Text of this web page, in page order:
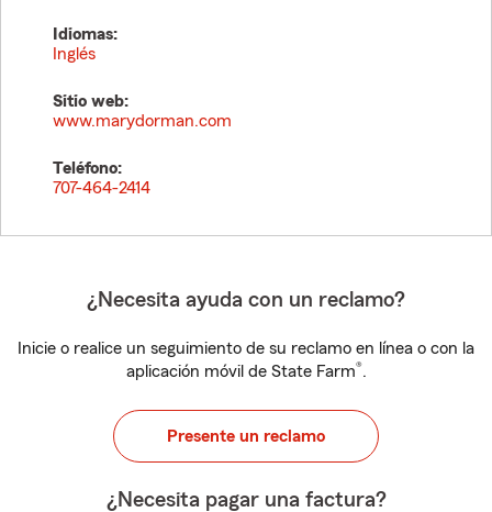
Idiomas:
Inglés
Sitio web:
www.marydorman.com
Teléfono:
707-464-2414
¿Necesita ayuda con un reclamo?
Inicie o realice un seguimiento de su reclamo en línea o con la
aplicación móvil de State Farm®.
Presente un reclamo
¿Necesita pagar una factura?